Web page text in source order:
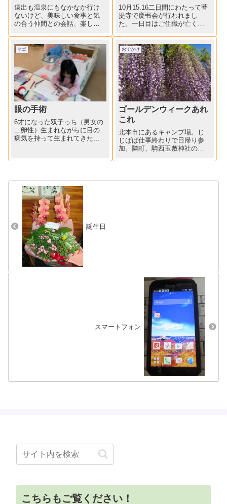
遠出も温泉にもなかなか行け
ないけど、美味しい食事と気
の合う仲間との会話、楽しい
10月15.16二日間にわたって菩
提寺で慶弔会が行われまし
た。一日目はご住職が亡くな
式。二日目早朝より行われる
行列、を見に出かけました。
双子のお世話で忙しい(＠_＠;)
ババですが、一生に一...
マゴ
眼の手術
6才になった双子っち（男女の
二卵性）生まれながらに目の
病気を持って生まれてきたあ
ネがとってもよく似合うあー
かです）「逆さまつげ」の手
術のた...
おでかけ
ゴールデンウィークあれ
これ
北本市にあるキャンプ場。じ
じばば仕事終わりで日帰り参
加。隣町、騎西玉敷神社の
り？体験。そして5日は、仲間
誕生日
スマートフォン
こちらもご覧ください！